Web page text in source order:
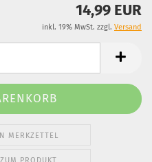
14,99 EUR
inkl. 19% MwSt. zzgl. Versand
MERKZETTEL